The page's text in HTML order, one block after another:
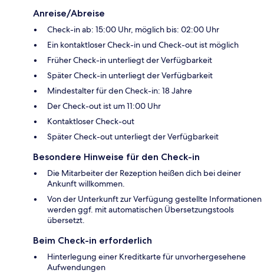
Anreise/Abreise
Check-in ab: 15:00 Uhr, möglich bis: 02:00 Uhr
Ein kontaktloser Check-in und Check-out ist möglich
Früher Check-in unterliegt der Verfügbarkeit
Später Check-in unterliegt der Verfügbarkeit
Mindestalter für den Check-in: 18 Jahre
Der Check-out ist um 11:00 Uhr
Kontaktloser Check-out
Später Check-out unterliegt der Verfügbarkeit
Besondere Hinweise für den Check-in
Die Mitarbeiter der Rezeption heißen dich bei deiner
Ankunft willkommen.
Von der Unterkunft zur Verfügung gestellte Informationen
werden ggf. mit automatischen Übersetzungstools
übersetzt.
Beim Check-in erforderlich
Hinterlegung einer Kreditkarte für unvorhergesehene
Aufwendungen